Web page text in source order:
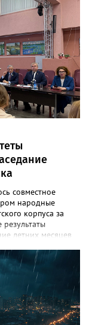
транспортных
«Восточный
в сообщении.
транспортная
транспорта и
округа и
по восточному
просят
быть
совместное
народные
корпуса за
летних месяцев
жители, побывали
благоустройства,
потенциально
по
контроле
дали